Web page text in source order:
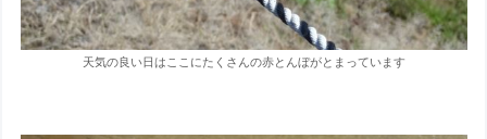
天気の良い日はここにたくさんの赤とんぼがとまっています